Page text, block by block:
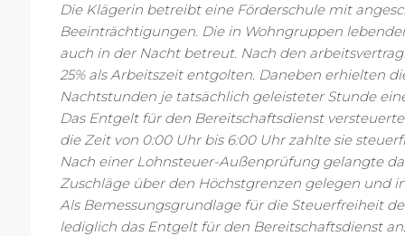
Die Klägerin betreibt eine Förderschule mit
Beeinträchtigungen. Die in Wohngruppen
auch in der Nacht betreut. Nach den
25% als Arbeitszeit entgolten. Daneben erhielten
Nachtstunden je tatsächlich geleisteter Stunde
Das Entgelt für den Bereitschaftsdienst
die Zeit von 0:00 Uhr bis 6:00 Uhr zahlte sie
Nach einer Lohnsteuer-Außenprüfung gelangte
Zuschläge über den Höchstgrenzen gelegen und
Als Bemessungsgrundlage für die Steuerfreiheit
lediglich das Entgelt für den Bereitschaftsdienst